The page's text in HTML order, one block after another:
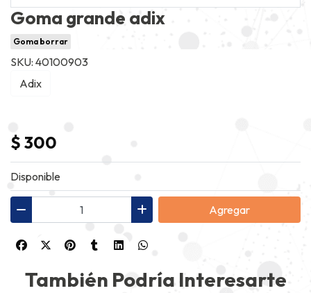
Goma grande adix
Goma borrar
SKU: 40100903
Adix
$ 300
Disponible
Agregar
También Podría Interesarte